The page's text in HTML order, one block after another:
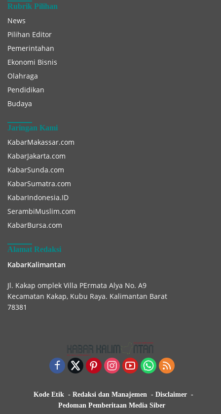
Rubrik Pilihan
News
Pilihan Editor
Pemerintahan
Ekonomi Bisnis
Olahraga
Pendidikan
Budaya
Jaringan Kami
KabarMakassar.com
KabarJakarta.com
KabarSunda.com
KabarSumatra.com
KabarIndonesia.ID
SerambiMuslim.com
KabarBursa.com
Alamat Redaksi
KabarKalimantan
Jl. Kakap omplek Villa PErmata Alya No. A9
Kecamatan Kakap, Kubu Raya. Kalimantan Barat
78381
Kode Etik Redaksi dan Manajemen
Disclaimer
Pedoman Pemberitaan Media Siber